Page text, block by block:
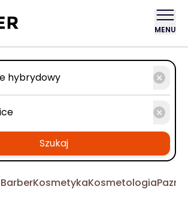
MENU
Szukaj
BarberKosmetykaKosmetologia